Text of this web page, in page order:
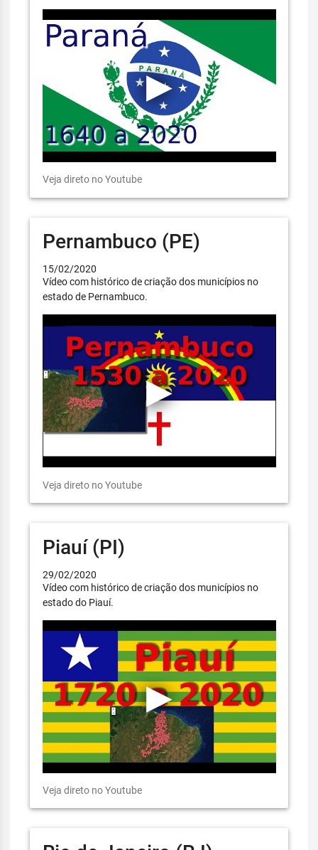
Veja direto no Youtube
Pernambuco (PE)
15/02/2020
Vídeo com histórico de criação dos municípios no
estado de Pernambuco.
Veja direto no Youtube
Piauí (PI)
29/02/2020
Vídeo com histórico de criação dos municípios no
estado do Piauí.
Veja direto no Youtube